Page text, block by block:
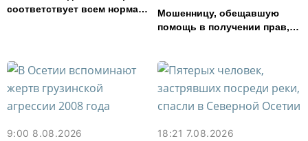
соответствует всем нормам
Мошенницу, обещавшую
помощь в получении прав,
9:00 8.08.2026 18:21 7.08.2026